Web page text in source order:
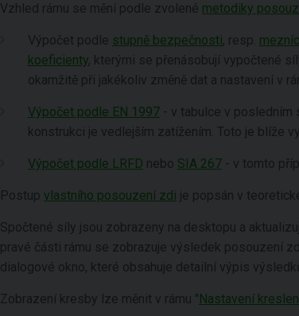
Vzhled rámu se mění podle zvolené metodiky
Výpočet podle stupně bezpečnosti, resp.
koeficienty, kterými se přenásobují vypočtené
okamžitě při jakékoliv změně dat a nastavení v
Výpočet podle EN 1997 - v tabulce v posledním
konstrukci je vedlejším zatížením. Toto je blíže
Výpočet podle LRFD nebo SIA 267 - v tomto
Postup vlastního posouzení zdi je popsán v
Spočtené síly jsou zobrazeny na desktopu a
pravé části rámu se zobrazuje výsledek posouzení
dialogové okno, které obsahuje detailní výpis
Zobrazení kresby lze měnit v rámu "Nastavení